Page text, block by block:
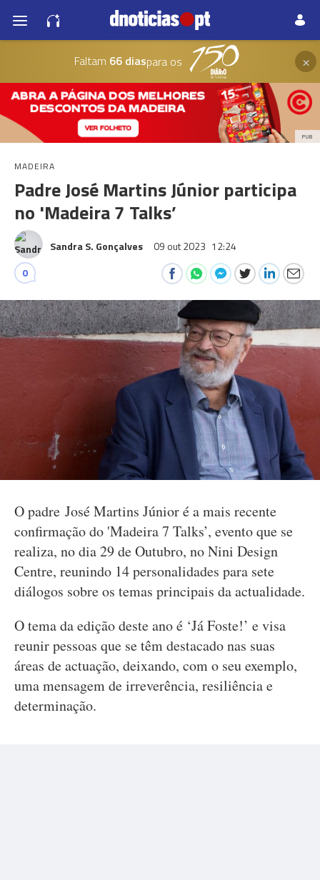
Faltam 66 diaspara os ×
PUB
MADEIRA
Padre José Martins Júnior participa
no 'Madeira 7 Talks’
Sandra S. Gonçalves 09 out 2023 12:24
0
O padre José Martins Júnior é a mais recente
confirmação do 'Madeira 7 Talks’, evento que se
realiza, no dia 29 de Outubro, no Nini Design
Centre, reunindo 14 personalidades para sete
diálogos sobre os temas principais da actualidade.
O tema da edição deste ano é ‘Já Foste!’ e visa
reunir pessoas que se têm destacado nas suas
áreas de actuação, deixando, com o seu exemplo,
uma mensagem de irreverência, resiliência e
determinação.